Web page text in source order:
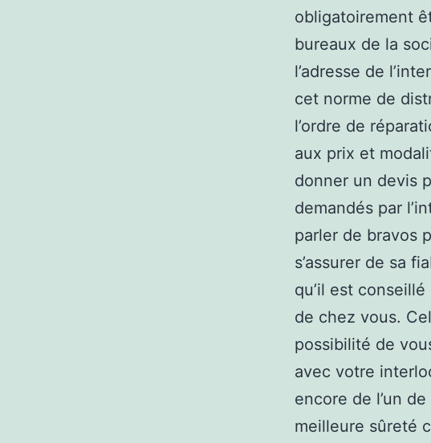
obligatoirement
bureaux de la
l’adresse de
cet norme de
l’ordre de
aux prix et
donner un devis
demandés par
parler de bravos
s’assurer de sa
qu’il est
de chez vous.
possibilité de
avec votre
encore de l’un
meilleure sûreté